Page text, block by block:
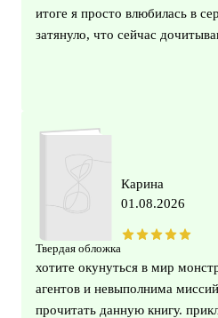
итоге я просто влюбилась в
затянуло, что сейчас
Твердая обложка
Карина
01.08.2026
хотите окунуться в мир
агентов и невыполнима
прочитать данную книгу.